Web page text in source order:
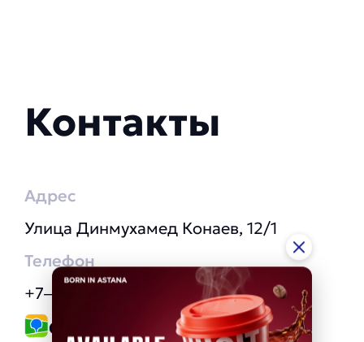
Контакты
Адрес
Улица Динмухамед Конаев, 12/1
Телефон
+7‒705‒835‒75‒45
Ссылка на 2GIS